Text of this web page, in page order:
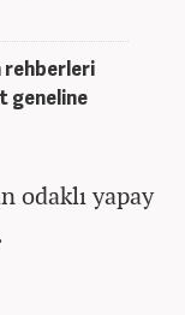
rehberleri
geneline
odaklı yapay